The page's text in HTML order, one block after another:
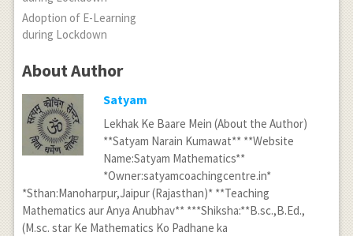
Adoption of E-Learning
during Lockdown
About Author
Satyam
Lekhak Ke Baare Mein (About the Author)
**Satyam Narain Kumawat** **Website
Name:Satyam Mathematics**
*Owner:satyamcoachingcentre.in*
*Sthan:Manoharpur,Jaipur (Rajasthan)* **Teaching
Mathematics aur Anya Anubhav** ***Shiksha:**B.sc.,B.Ed.,
(M.sc. star Ke Mathematics Ko Padhane ka